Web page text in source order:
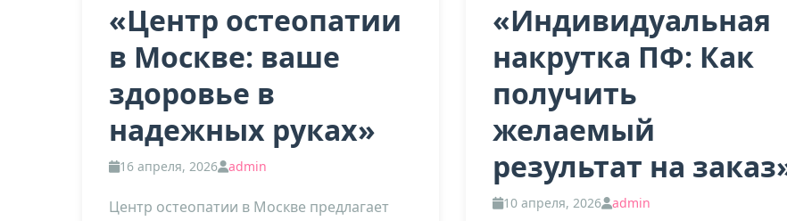
«Центр остеопатии
в Москве: ваше
здоровье в
надежных руках»
16 апреля, 2026 admin
Центр остеопатии в Москве предлагает
«Индивидуальная
накрутка ПФ: Как
получить
желаемый
результат на
10 апреля, 2026 admin